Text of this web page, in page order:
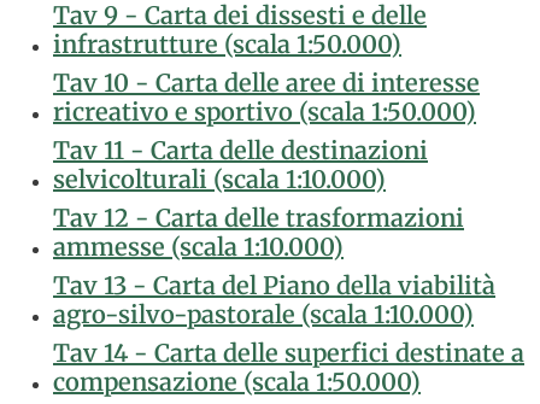
Tav 9 - Carta dei dissesti e delle
infrastrutture (scala 1:50.000)
Tav 10 - Carta delle aree di interesse
ricreativo e sportivo (scala 1:50.000)
Tav 11 - Carta delle destinazioni
selvicolturali (scala 1:10.000)
Tav 12 - Carta delle trasformazioni
ammesse (scala 1:10.000)
Tav 13 - Carta del Piano della viabilità
agro-silvo-pastorale (scala 1:10.000)
Tav 14 - Carta delle superfici destinate a
compensazione (scala 1:50.000)